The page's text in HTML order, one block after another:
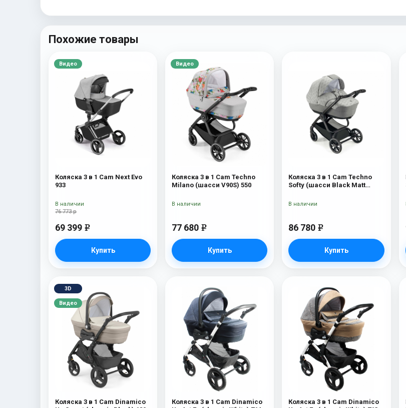
Похожие товары
Видео
Коляска 3 в 1 Cam Next Evo
933
76 773 р
69 399 e
Купить
В наличии
Видео
Коляска 3 в 1 Cam Techno
Milano (шасси V90S) 550
77 680 e
Купить
В наличии
Коляска 3 в 1 Cam Techno
Softy (шасси Black Matt
86 780 e
Купить
В наличии
3D
Видео
Коляска 3 в 1 Cam Dinamico
Коляска 3 в 1 Cam Dinamico
Коляска 3 в 1 Cam Dinamico